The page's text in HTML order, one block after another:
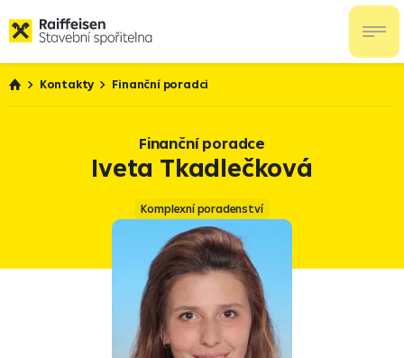
Kontakty Finanční poradci
Finanční poradce
Iveta Tkadlečková
Komplexní poradenství